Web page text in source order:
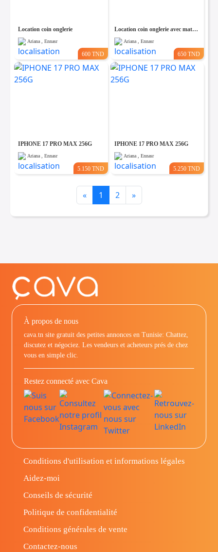
Location coin onglerie
Ariana , Ennasr
600 TND
Location coin onglerie avec matériels
Ariana , Ennasr
650 TND
IPHONE 17 PRO MAX 256G
Ariana , Ennasr
5.150 TND
IPHONE 17 PRO MAX 256G
Ariana , Ennasr
5.250 TND
«Previous
1 2 »Next
À propos de nous
cava.tn site gratuit des petites annonces en Tunisie: Chattez,
discutez et négociez. Les vendeurs et acheteurs prés de chez
vous en simple clic.
Restez connecté avec Cava
Conditions d'utilisation et informations légales
Aidez-moi
Conseils de sécurité
Politique de confidentialité
Conditions générales de vente
Contactez-nous